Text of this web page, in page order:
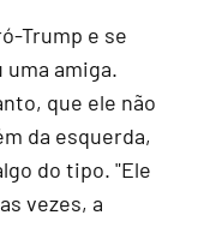
Trump e se
uma amiga.
que ele não
da esquerda,
do tipo. "Ele
vezes, a